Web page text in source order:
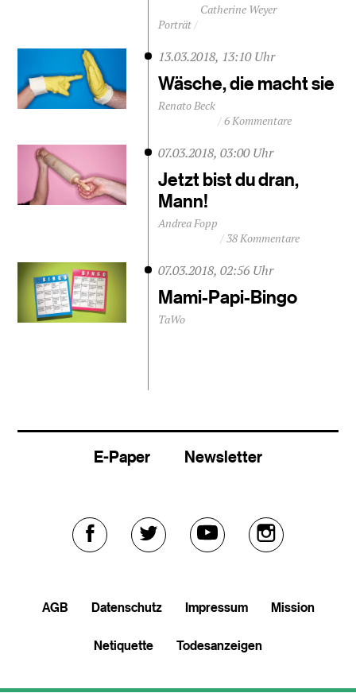
Porträt
Catherine Weyer
13.03.2018, 13:10 Uhr
Wäsche, die macht sie
Renato Beck
6 Kommentare
07.03.2018, 03:00 Uhr
Jetzt bist du dran,
Mann!
Andrea Fopp
38 Kommentare
07.03.2018, 02:56 Uhr
Mami-Papi-Bingo
TaWo
E-Paper Newsletter
Externer Externer Externer Externer
AGB Datenschutz Impressum Mission
Netiquette Todesanzeigen